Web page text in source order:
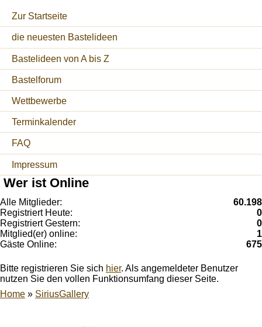
Zur Startseite
die neuesten Bastelideen
Bastelideen von A bis Z
Bastelforum
Wettbewerbe
Terminkalender
FAQ
Impressum
Wer ist Online
Alle Mitglieder:
60.198
Registriert Heute:
0
Registriert Gestern:
0
Mitglied(er) online:
1
Gäste Online:
675
Bitte registrieren Sie sich hier. Als angemeldeter Benutzer
nutzen Sie den vollen Funktionsumfang dieser Seite.
Home » SiriusGallery